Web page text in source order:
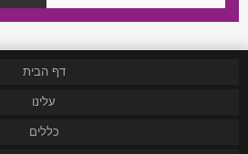
דף הבית
עלינו
כללים